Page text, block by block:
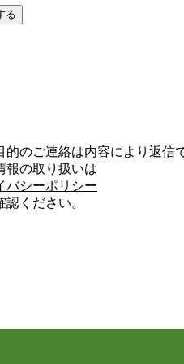
的のご連絡は内容により返信
報の取り扱いは
バシーポリシー
認ください。